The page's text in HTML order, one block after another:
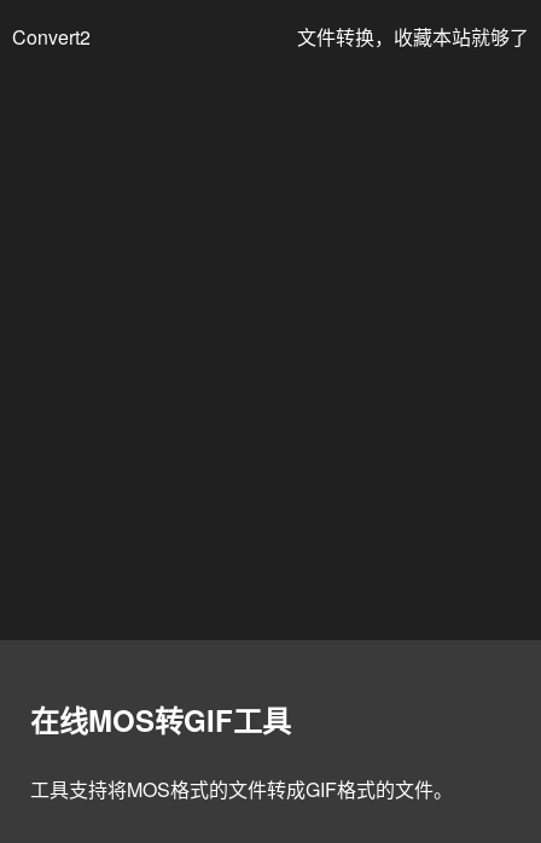
Convert2 文件转换，收藏本站就够了
在线MOS转GIF工具
工具支持将MOS格式的文件转成GIF格式的文件。